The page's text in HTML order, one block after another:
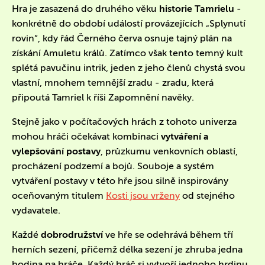
Hra je zasazená do druhého věku historie Tamrielu -
konkrétně do období událostí provázejících „Splynutí
rovin“, kdy řád Černého červa osnuje tajný plán na
získání Amuletu králů. Zatímco však tento temný kult
splétá pavučinu intrik, jeden z jeho členů chystá svou
vlastní, mnohem temnější zradu - zradu, která
připoutá Tamriel k říši Zapomnění navěky.
Stejně jako v počítačových hrách z tohoto univerza
mohou hráči očekávat kombinaci vytváření a
vylepšování postavy, průzkumu venkovních oblastí,
procházení podzemí a bojů. Souboje a systém
vytváření postavy v této hře jsou silně inspirovány
oceňovaným titulem Kosti jsou vrženy od stejného
vydavatele.
Každé dobrodružstvíve hře se odehrává během tří
herních sezení, přičemž délka sezení je zhruba jedna